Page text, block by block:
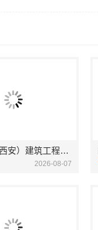
居安天成（西安）建筑工程有限责任公司专注西安高新区家装设计刚需房
2026-08-07